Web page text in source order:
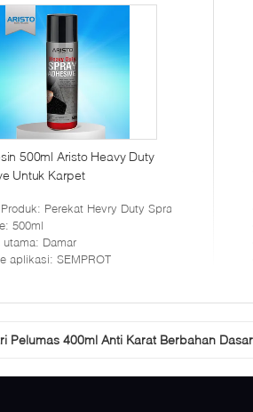
500ml Aristo Heavy Duty
Untuk Karpet
: Perekat Hevry Duty Spray
: 500ml
utama: Damar
aplikasi: SEMPROT
Pelumas 400ml Anti Karat Berbahan
Tidak Ada CFC Tekstil